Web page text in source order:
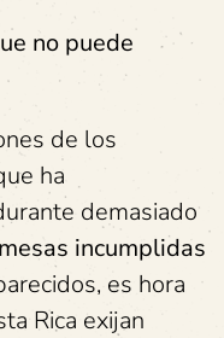
no puede
de los
ha
demasiado
incumplidas
es hora
Rica exijan